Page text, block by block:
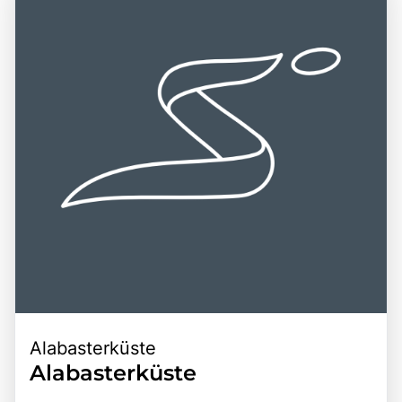
Landschaften, kulturellen Erlebnissen und der Möglichkeit,
die Natur aktiv zu erleben, macht Étretat zu einem
unverzichtbaren Ziel für Reisende.
Schönheit der Umgebung, der kulturellen Bedeutung der
Region und der Möglichkeit, die Natur aktiv zu erleben,
macht Étretat zu einem unverzichtbaren Ziel für Reisende,
die die Schätze der Normandie entdecken möchten.
Alabasterküste
Alabasterküste